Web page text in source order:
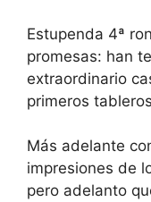
Estupenda 4ª
promesas: han
extraordinario
primeros
Más adelante
impresiones de
pero adelanto